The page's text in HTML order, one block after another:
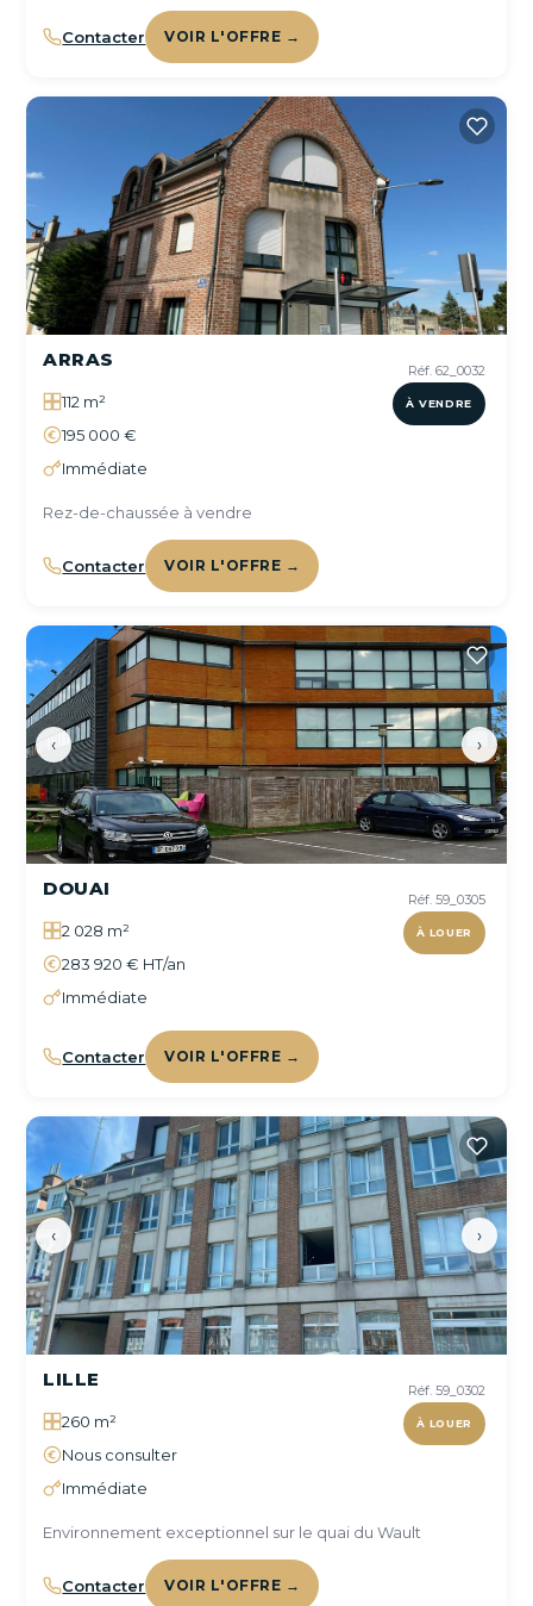
Contacter VOIR L'OFFRE →
Réf. 62_0032
À VENDRE
ARRAS
112 m²
195 000 €
Immédiate
Rez-de-chaussée à vendre
Contacter VOIR L'OFFRE →
‹ ›
Réf. 59_0305
À LOUER
DOUAI
2 028 m²
283 920 € HT/an
Immédiate
Contacter VOIR L'OFFRE →
‹ ›
Réf. 59_0302
À LOUER
LILLE
260 m²
Nous consulter
Immédiate
Environnement exceptionnel sur le quai du Wault
Contacter VOIR L'OFFRE →